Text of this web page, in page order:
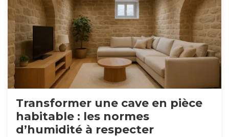
Transformer une cave en pièce
habitable : les normes
d’humidité à respecter